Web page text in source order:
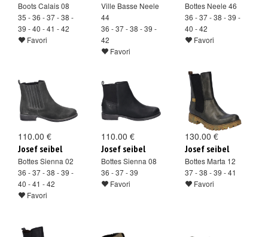
Boots Calais 08
35 - 36 - 37 - 38 -
39 - 40 - 41 - 42
Favori
Ville Basse Neele
44
36 - 37 - 38 - 39 -
42
Favori
Bottes Neele 46
36 - 37 - 38 - 39 -
40 - 42
Favori
110.00 €
Josef seibel
Bottes Sienna 02
36 - 37 - 38 - 39 -
40 - 41 - 42
Favori
110.00 €
Josef seibel
Bottes Sienna 08
36 - 37 - 39
Favori
130.00 €
Josef seibel
Bottes Marta 12
37 - 38 - 39 - 41
Favori